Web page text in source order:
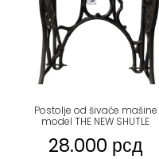
Postolje od šivaće mašine
model THE NEW SHUTLE
28.000 рсд